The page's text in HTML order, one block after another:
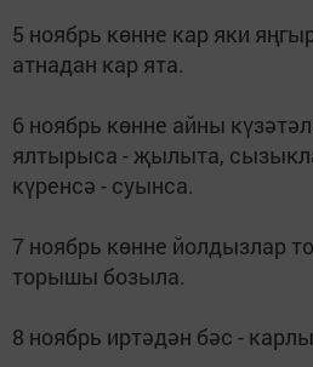
5 ноябрь көнне кар яки
атнадан кар ята.
6 ноябрь көнне айны
ялтырыса - җылыта,
күренсә - суынса.
7 ноябрь көнне йолдызлар
торышы бозыла.
8 ноябрь иртәдән бәс -